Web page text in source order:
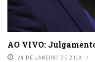
AO VIVO:
24 DE JANEIRO DE 2018